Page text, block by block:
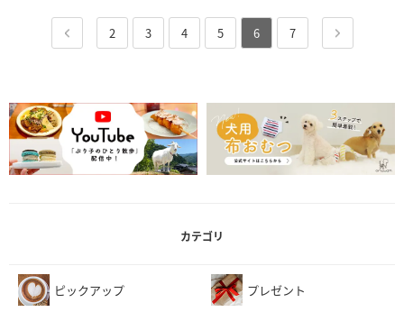
2 3 4 5 6 7
カテゴリ
ピックアップ プレゼント